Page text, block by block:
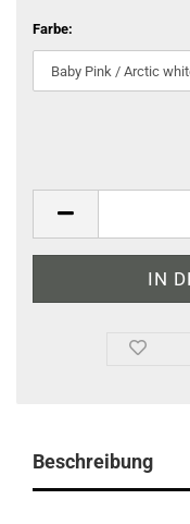
Farbe:
Beschreibung